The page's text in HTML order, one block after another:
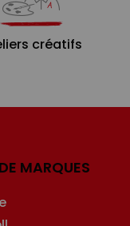
créatifs
MARQUES